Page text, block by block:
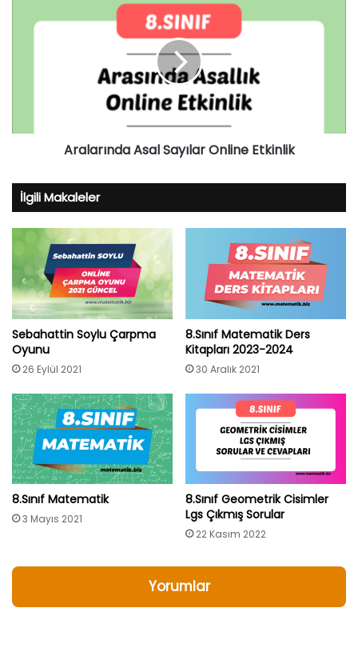
Sayılar
Aralarında Asal Sayılar Online Etkinlik
İlgili Makaleler
Sebahattin Soylu Çarpma
Oyunu
26 Eylül 2021
8.Sınıf Matematik Ders
Kitapları 2023-2024
30 Aralık 2021
8.Sınıf Matematik
3 Mayıs 2021
8.Sınıf Geometrik Cisimler
Lgs Çıkmış Sorular
22 Kasım 2022
Yorumlar